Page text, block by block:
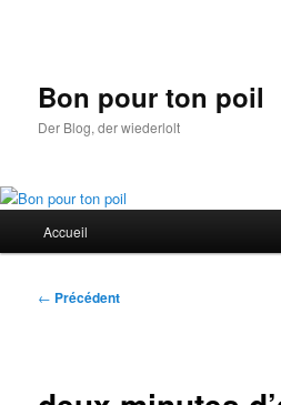
Bon pour ton poil
Der Blog, der wiederlolt
principal
Accueil
Navigation
← Précédent